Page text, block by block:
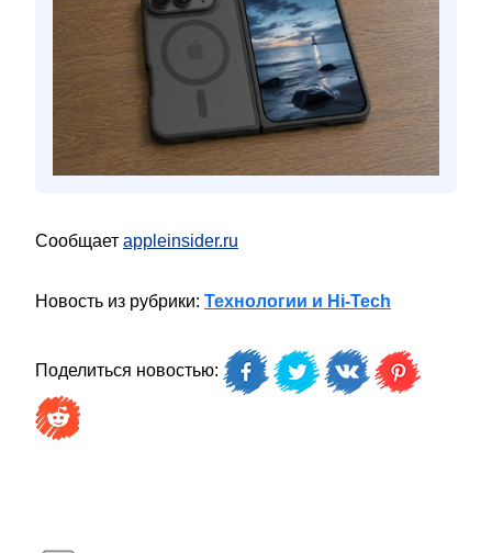
Сообщает appleinsider.ru
Новость из рубрики: Технологии и Hi-Tech
Поделиться новостью: